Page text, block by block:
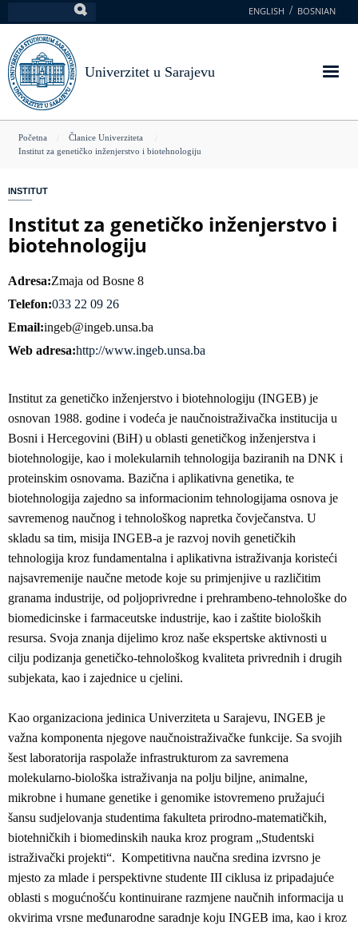
na
glavni
sadržaj
ENGLISH BOSNIAN
Univerzitet u Sarajevu
You
here
Početna
Članice Univerziteta
Institut za genetičko inženjerstvo i biotehnologiju
INSTITUT
Institut za genetičko inženjerstvo i
biotehnologiju
Adresa Zmaja od Bosne 8
Telefon 033 22 09 26
Email ingeb@ingeb.unsa.ba
Web adresa http://www.ingeb.unsa.ba
Institut za genetičko inženjerstvo i biotehnologiju (INGEB) je
osnovan 1988. godine i vodeća je naučnoistraživačka institucija u
Bosni i Hercegovini (BiH) u oblasti genetičkog inženjerstva i
biotehnologije, kao i molekularnih tehnologija baziranih na DNK i
proteinskim osnovama. Bazična i aplikativna genetika, te
biotehnologija zajedno sa informacionim tehnologijama osnova je
savremenog naučnog i tehnološkog napretka čovječanstva. U
skladu sa tim, misija INGEB-a je razvoj novih genetičkih
tehnologija kroz fundamentalna i aplikativna istraživanja koristeći
najsavremenije naučne metode koje su primjenjive u različitim
granama industrije, od poljoprivredne i prehrambeno-tehnološke do
biomedicinske i farmaceutske industrije, kao i zaštite bioloških
resursa. Svoja znanja dijelimo kroz naše ekspertske aktivnosti u
cilju podizanja genetičko-tehnološkog kvaliteta privrednih i drugih
subjekata, kao i zajednice u cjelini.
Kao organizaciona jedinica Univerziteta u Sarajevu, INGEB je
važna komponenta njegove naučnoistraživačke funkcije. Sa svojih
šest laboratorija raspolaže infrastrukturom za savremena
molekularno-biološka istraživanja na polju biljne, animalne,
mikrobne i humane genetike i genomike istovremeno pružajući
šansu sudjelovanja studentima fakulteta prirodno-matematičkih,
biotehničkih i biomedinskih nauka kroz program „Studentski
istraživački projekti“. Kompetitivna naučna sredina izvrsno je
mjesto za mlade i perspektivne studente III ciklusa iz pripadajuće
oblasti s mogućnošću kontinuirane razmjene naučnih informacija u
okvirima vrsne međunarodne saradnje koju INGEB ima, kao i kroz